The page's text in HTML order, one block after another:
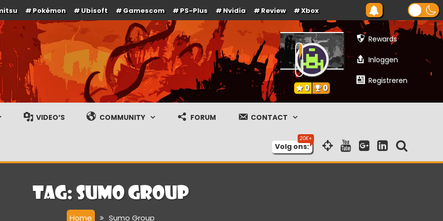
Pokémon Ubisoft Gamescom PS-Plus Nvidia Review Xbox
gameplay streams
Rewards
Inloggen
Registreren
0 0
VIDEO’S COMMUNITY FORUM CONTACT
Volg ons:
Tag: Sumo Group
Home Sumo Group